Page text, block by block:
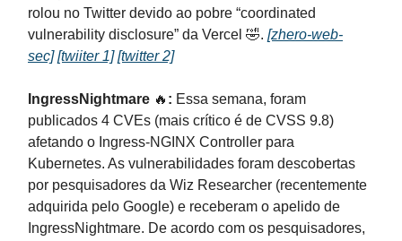
rolou no Twitter devido ao pobre “coordinated
vulnerability disclosure” da Vercel 🤣. [zhero-web-
sec] [twiiter 1] [twitter 2]
IngressNightmare 🔥 : Essa semana, foram
publicados 4 CVEs (mais crítico é de CVSS 9.8)
afetando o Ingress-NGINX Controller para
Kubernetes. As vulnerabilidades foram descobertas
por pesquisadores da Wiz Researcher (recentemente
adquirida pelo Google) e receberam o apelido de
IngressNightmare. De acordo com os pesquisadores,